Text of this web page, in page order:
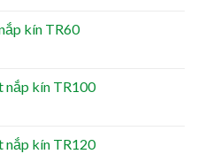
kín TR60
nắp kín TR100
nắp kín TR120